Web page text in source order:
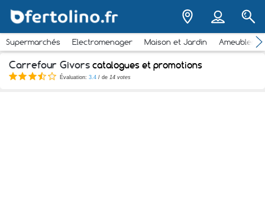
Supermarchés Electromenager Maison et Jardin
Carrefour Givors catalogues et promotions
Évaluation: 3.4 / de 14 votes